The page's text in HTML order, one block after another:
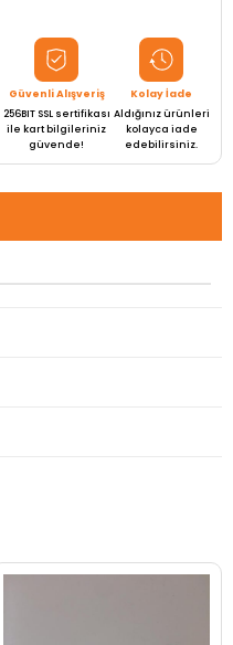
Güvenli Alışveriş
256BIT SSL sertifikası
ile kart bilgileriniz
güvende!
Kolay İade
Aldığınız ürünleri
kolayca iade
edebilirsiniz.